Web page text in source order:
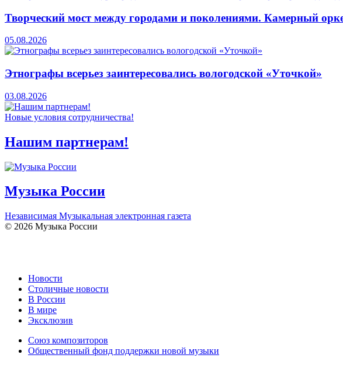
Творческий мост между городами и поколениями. Камерный
05.08.2026
Этнографы всерьез заинтересовались вологодской «Уточкой»
03.08.2026
Новые условия сотрудничества!
Нашим партнерам!
Музыка России
Независимая Музыкальная электронная газета
© 2026 Музыка России
Новости
Столичные новости
В России
В мире
Эксклюзив
Союз композиторов
Общественный фонд поддержки новой музыки